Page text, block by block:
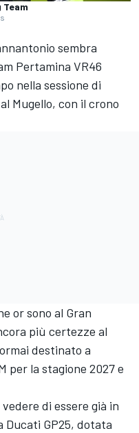
Team
sembra
Pertamina VR46
nella sessione di
Mugello, con il crono
or sono al Gran
più certezze al
destinato a
per la stagione 2027 e
di essere già in
Ducati GP25, dotata